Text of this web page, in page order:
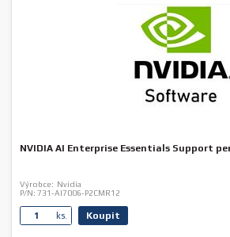
NVIDIA AI Enterprise Essentials Support per
Výrobce: Nvidia
P/N: 731-AI7006-P2CMR12
ks. Koupit